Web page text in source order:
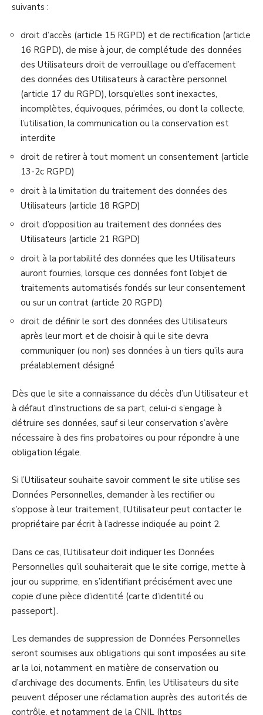
suivants :
droit d’accès (article 15 RGPD) et de rectification (article
16 RGPD), de mise à jour, de complétude des données
des Utilisateurs droit de verrouillage ou d’effacement
des données des Utilisateurs à caractère personnel
(article 17 du RGPD), lorsqu’elles sont inexactes,
incomplètes, équivoques, périmées, ou dont la collecte,
l’utilisation, la communication ou la conservation est
interdite
droit de retirer à tout moment un consentement (article
13-2c RGPD)
droit à la limitation du traitement des données des
Utilisateurs (article 18 RGPD)
droit d’opposition au traitement des données des
Utilisateurs (article 21 RGPD)
droit à la portabilité des données que les Utilisateurs
auront fournies, lorsque ces données font l’objet de
traitements automatisés fondés sur leur consentement
ou sur un contrat (article 20 RGPD)
droit de définir le sort des données des Utilisateurs
après leur mort et de choisir à qui le site devra
communiquer (ou non) ses données à un tiers qu’ils aura
préalablement désigné
Dès que le site a connaissance du décès d’un Utilisateur et
à défaut d’instructions de sa part, celui-ci s’engage à
détruire ses données, sauf si leur conservation s’avère
nécessaire à des fins probatoires ou pour répondre à une
obligation légale.
Si l’Utilisateur souhaite savoir comment le site utilise ses
Données Personnelles, demander à les rectifier ou
s’oppose à leur traitement, l’Utilisateur peut contacter le
propriétaire par écrit à l’adresse indiquée au point 2.
Dans ce cas, l’Utilisateur doit indiquer les Données
Personnelles qu’il souhaiterait que le site corrige, mette à
jour ou supprime, en s’identifiant précisément avec une
copie d’une pièce d’identité (carte d’identité ou
passeport).
Les demandes de suppression de Données Personnelles
seront soumises aux obligations qui sont imposées au site
ar la loi, notamment en matière de conservation ou
d’archivage des documents. Enfin, les Utilisateurs du site
peuvent déposer une réclamation auprès des autorités de
contrôle, et notamment de la CNIL (https